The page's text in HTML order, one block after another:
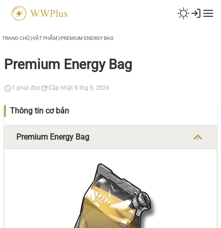
TRANG CHỦ VẬT PHẨM PREMIUM ENERGY BAG
Premium Energy Bag
1 phút đọc Cập nhật 8 thg 8, 2026
Thông tin cơ bản
Premium Energy Bag